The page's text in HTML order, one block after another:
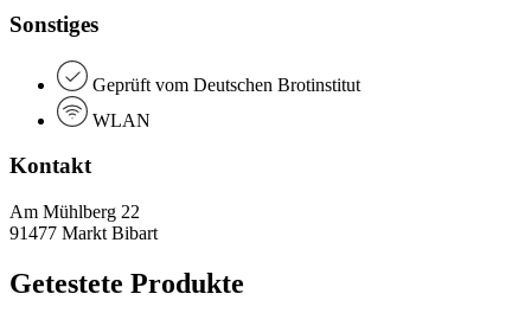
Sonstiges
Geprüft vom Deutschen Brotinstitut
WLAN
Kontakt
Am Mühlberg 22
91477 Markt Bibart
Getestete Produkte